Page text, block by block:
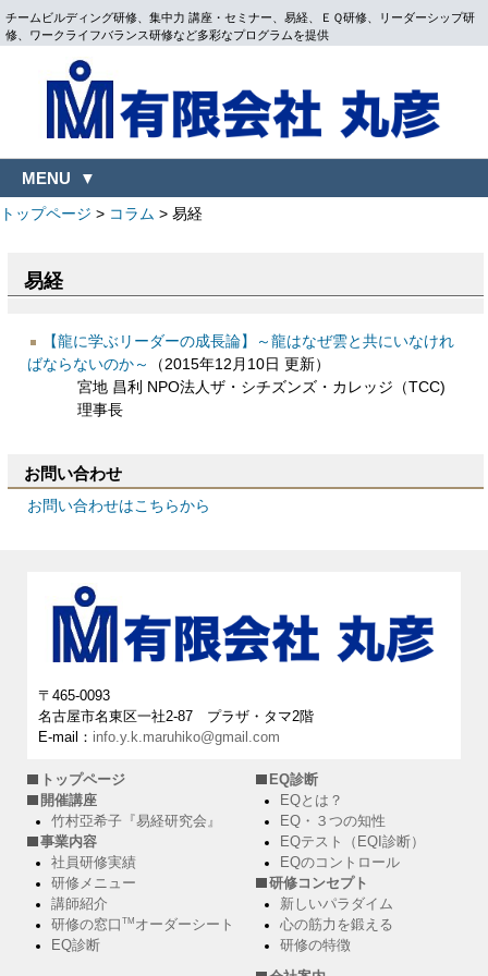
チームビルディング研修、集中力 講座・セミナー、易経、ＥＱ研修、リーダーシップ研
修、ワークライフバランス研修など多彩なプログラムを提供
MENU
トップページ > コラム > 易経
易経
【龍に学ぶリーダーの成長論】～龍はなぜ雲と共にいなけれ
ばならないのか～
（2015年12月10日 更新）
宮地 昌利 NPO法人ザ・シチズンズ・カレッジ（TCC)
理事長
お問い合わせ
お問い合わせはこちらから
〒465-0093
名古屋市名東区一社2-87 プラザ・タマ2階
E-mail： info.y.k.maruhiko@gmail.com
トップページ
開催講座
竹村亞希子『易経研究会』
事業内容
社員研修実績
研修メニュー
講師紹介
研修の窓口 TM オーダーシート
EQ診断
EQ診断
EQとは？
EQ・３つの知性
EQテスト（EQI診断）
EQのコントロール
研修コンセプト
新しいパラダイム
心の筋力を鍛える
研修の特徴